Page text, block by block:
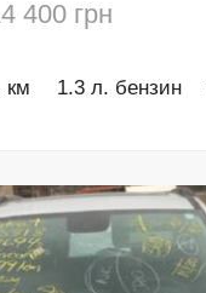
400 грн
км 1.3 л. бензин